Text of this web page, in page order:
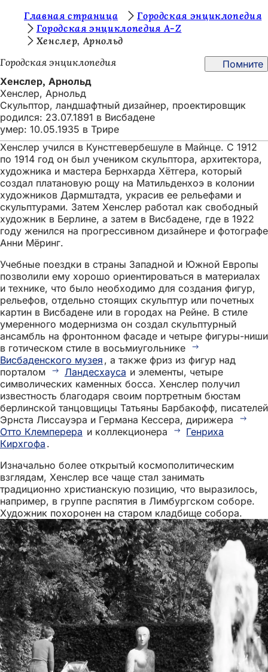
Перейти к содержимому
з
д
е
с
ь
:
Главная страница
Городская энциклопедия
Городская энциклопедия A-Z
Хенслер, Арнольд
Городская энциклопедия
Помните
Хенслер, Арнольд
Хенслер, Арнольд
Скульптор, ландшафтный дизайнер, проектировщик
родился: 23.07.1891 в Висбадене
умер: 10.05.1935 в Трире
Хенслер учился в Кунстгевербешуле в Майнце. С 1912
по 1914 год он был учеником скульптора, архитектора,
художника и мастера Бернхарда Хётгера, который
создал платановую рощу на Матильденхоэ в колонии
художников Дармштадта, украсив ее рельефами и
скульптурами. Затем Хенслер работал как свободный
художник в Берлине, а затем в Висбадене, где в 1922
году женился на прогрессивном дизайнере и фотографе
Анни Мёринг.
Учебные поездки в страны Западной и Южной Европы
позволили ему хорошо ориентироваться в материалах
и технике, что было необходимо для создания фигур,
рельефов, отдельно стоящих скульптур или почетных
картин в Висбадене или в городах на Рейне. В стиле
умеренного модернизма он создал скульптурный
ансамбль на фронтонном фасаде и четыре фигуры-ниши
в готическом стиле в восьмиугольнике
Висбаденского музея , а также фриз из фигур над
порталом
Ландесхауса и элементы, четыре
символических каменных босса. Хенслер получил
известность благодаря своим портретным бюстам
берлинской танцовщицы Татьяны Барбакофф, писателей
Эрнста Лиссауэра и Германа Кессера, дирижера
Отто Клемперера и коллекционера
Генриха
Кирхгофа .
Изначально более открытый космополитическим
взглядам, Хенслер все чаще стал занимать
традиционно христианскую позицию, что выразилось,
например, в группе распятия в Лимбургском соборе.
Художник похоронен на старом кладбище собора.